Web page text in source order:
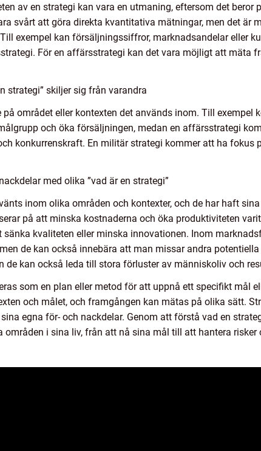
av en strategi kan vara en utmaning, eftersom det beror
svårt att göra direkta kvantitativa mätningar, men det är
exempel kan försäljningssiffror, marknadsandelar eller
För en affärsstrategi kan det vara möjligt att mäta
strategi” skiljer sig från varandra
området eller kontexten det används inom. Till
och öka försäljningen, medan en affärsstrategi
konkurrenskraft. En militär strategi kommer att ha fokus
med olika ”vad är en strategi”
inom olika områden och kontexter, och de har haft
på att minska kostnaderna och öka produktiviteten
sänka kvaliteten eller minska innovationen. Inom
de kan också innebära att man missar andra
de kan också leda till stora förluster av människoliv och
som en plan eller metod för att uppnå ett specifikt mål
och målet, och framgången kan mätas på olika sätt.
egna för- och nackdelar. Genom att förstå vad en
områden i sina liv, från att nå sina mål till att hantera risker